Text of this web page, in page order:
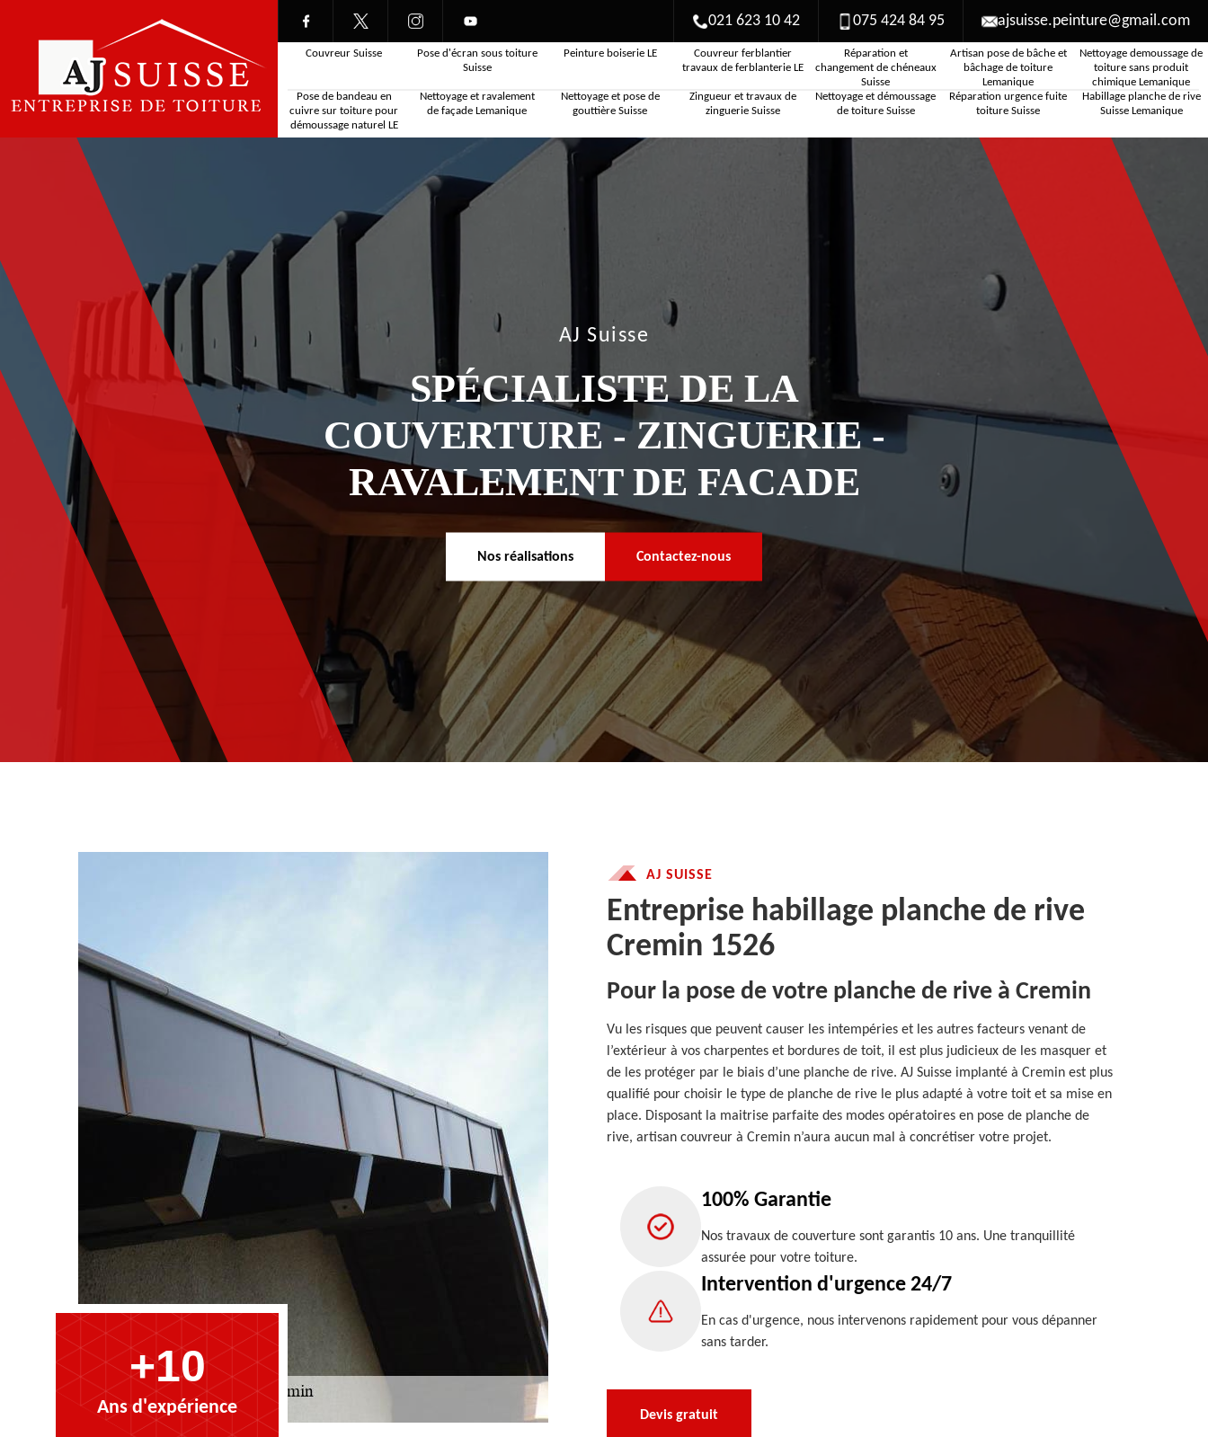
021 623 10 42 075 424 84 95 ajsuisse.peinture@gmail.com
Couvreur Suisse
Pose d'écran sous toiture
Suisse
Peinture boiserie LE
Couvreur ferblantier
travaux de ferblanterie LE
Réparation et
changement de chéneaux
Suisse
Artisan pose de bâche et
bâchage de toiture
Lemanique
Nettoyage demoussage de
toiture sans produit
chimique Lemanique
Pose de bandeau en
cuivre sur toiture pour
démoussage naturel LE
Nettoyage et ravalement
de façade Lemanique
Nettoyage et pose de
gouttière Suisse
Zingueur et travaux de
zinguerie Suisse
Nettoyage et démoussage
de toiture Suisse
Réparation urgence fuite
toiture Suisse
Habillage planche de rive
Suisse Lemanique
AJ Suisse
SPÉCIALISTE DE LA
COUVERTURE - ZINGUERIE -
RAVALEMENT DE FACADE
Nos réalisations Contactez-nous
+10
Ans d'expérience
AJ SUISSE
Entreprise habillage planche de rive
Cremin 1526
Pour la pose de votre planche de rive à Cremin
Vu les risques que peuvent causer les intempéries et les autres facteurs venant de
l’extérieur à vos charpentes et bordures de toit, il est plus judicieux de les masquer et
de les protéger par le biais d’une planche de rive. AJ Suisse implanté à Cremin est plus
qualifié pour choisir le type de planche de rive le plus adapté à votre toit et sa mise en
place. Disposant la maitrise parfaite des modes opératoires en pose de planche de
rive, artisan couvreur à Cremin n’aura aucun mal à concrétiser votre projet.
100% Garantie
Nos travaux de couverture sont garantis 10 ans. Une tranquillité
assurée pour votre toiture.
Intervention d'urgence 24/7
En cas d'urgence, nous intervenons rapidement pour vous dépanner
sans tarder.
Devis gratuit